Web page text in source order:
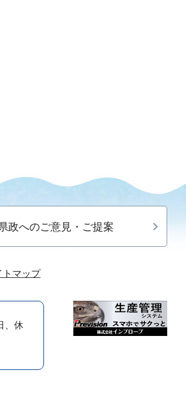
政へのご意見・ご提案
トマップ
、休